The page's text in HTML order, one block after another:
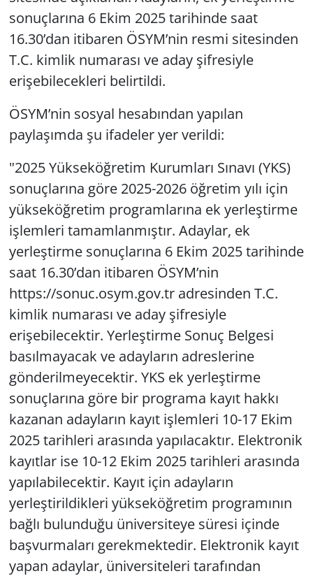
sonuçlarına 6 Ekim 2025 tarihinde saat
16.30’dan itibaren ÖSYM’nin resmi sitesinden
T.C. kimlik numarası ve aday şifresiyle
erişebilecekleri belirtildi.
ÖSYM’nin sosyal hesabından yapılan
paylaşımda şu ifadeler yer verildi:
"2025 Yükseköğretim Kurumları Sınavı (YKS)
sonuçlarına göre 2025-2026 öğretim yılı için
yükseköğretim programlarına ek yerleştirme
işlemleri tamamlanmıştır. Adaylar, ek
yerleştirme sonuçlarına 6 Ekim 2025 tarihinde
saat 16.30’dan itibaren ÖSYM’nin
https://sonuc.osym.gov.tr adresinden T.C.
kimlik numarası ve aday şifresiyle
erişebilecektir. Yerleştirme Sonuç Belgesi
basılmayacak ve adayların adreslerine
gönderilmeyecektir. YKS ek yerleştirme
sonuçlarına göre bir programa kayıt hakkı
kazanan adayların kayıt işlemleri 10-17 Ekim
2025 tarihleri arasında yapılacaktır. Elektronik
kayıtlar ise 10-12 Ekim 2025 tarihleri arasında
yapılabilecektir. Kayıt için adayların
yerleştirildikleri yükseköğretim programının
bağlı bulunduğu üniversiteye süresi içinde
başvurmaları gerekmektedir. Elektronik kayıt
yapan adaylar, üniversiteleri tarafından